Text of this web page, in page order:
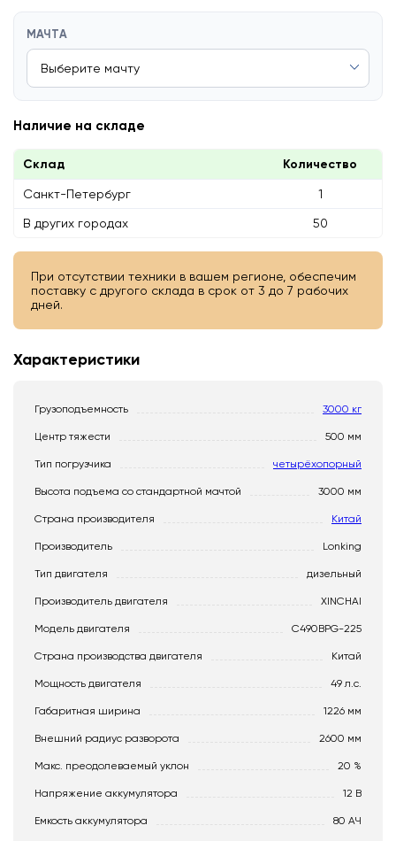
МАЧТА
Наличие на складе
Склад Количество
Санкт-Петербург 1
В других городах 50
При отсутствии техники в вашем регионе, обеспечим
поставку с другого склада в срок от 3 до 7 рабочих
дней.
Характеристики
Грузоподъемность 3000 кг
Центр тяжести 500 мм
Тип погрузчика четырёхопорный
Высота подъема со стандартной мачтой 3000 мм
Страна производителя Китай
Производитель Lonking
Тип двигателя дизельный
Производитель двигателя XINCHAI
Модель двигателя С490BPG-225
Страна производства двигателя Китай
Мощность двигателя 49 л.с.
Габаритная ширина 1226 мм
Внешний радиус разворота 2600 мм
Макс. преодолеваемый уклон 20 %
Напряжение аккумулятора 12 В
Емкость аккумулятора 80 АЧ